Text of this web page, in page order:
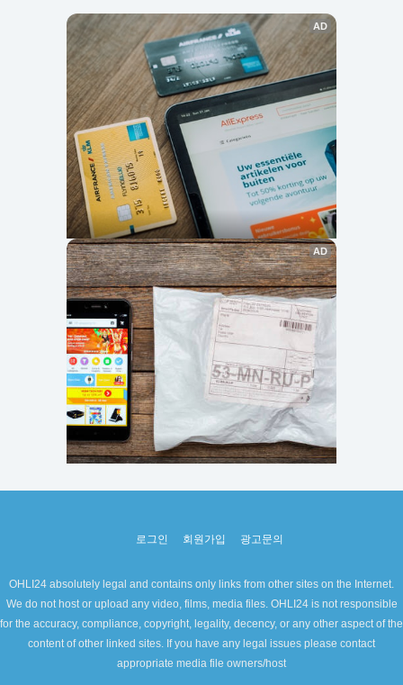
로그인 회원가입 광고문의
OHLI24 absolutely legal and contains only links from other sites on the Internet.
We do not host or upload any video, films, media files. OHLI24 is not responsible
for the accuracy, compliance, copyright, legality, decency, or any other aspect of the
content of other linked sites. If you have any legal issues please contact
appropriate media file owners/host